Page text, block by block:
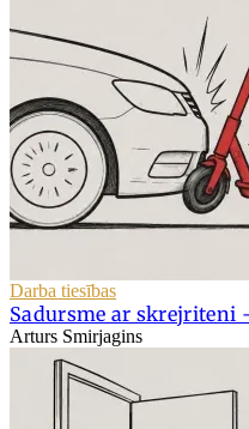
Darba tiesības
Sadursme ar skrejriteni
Arturs Smirjagins